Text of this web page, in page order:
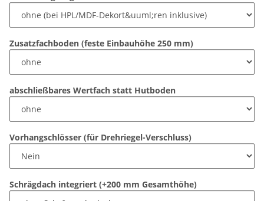
Zusatzfachboden (feste Einbauhöhe 250 mm)
abschließbares Wertfach statt Hutboden
Vorhangschlösser (für Drehriegel-Verschluss)
Schrägdach integriert (+200 mm Gesamthöhe)